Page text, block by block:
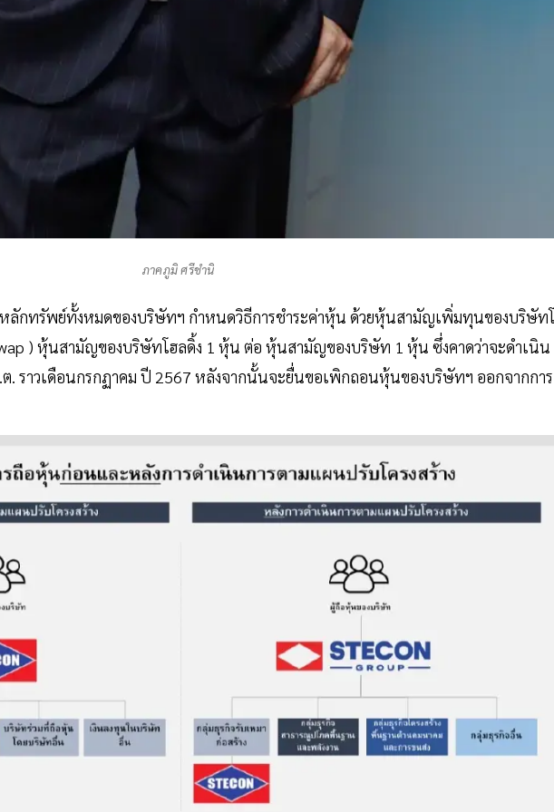
ภาคภูมิ ศรีชำนิ
ลักทรัพย์ทั้งหมดของบริษัทฯ กำหนดวิธีการชำระค่าหุ้น ด้วยหุ้นสามัญเพิ่มทุนของบริษัท
) หุ้นสามัญของบริษัทโฮลดิ้ง 1 หุ้น ต่อ หุ้นสามัญของบริษัท 1 หุ้น ซึ่งคาดว่าจะดำเนิน
. ราวเดือนกรกฏาคม ปี 2567 หลังจากนั้นจะยื่นขอเพิกถอนหุ้นของบริษัทฯ ออกจากการ